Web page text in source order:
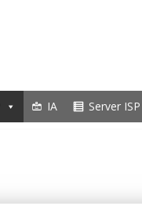
IA Server ISP